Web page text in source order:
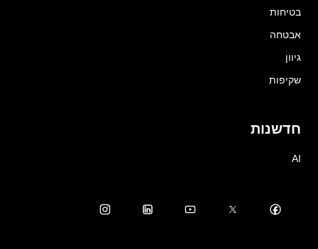
בטיחות
אבטחה
גיוון
שקיפות
חדשנות
AI